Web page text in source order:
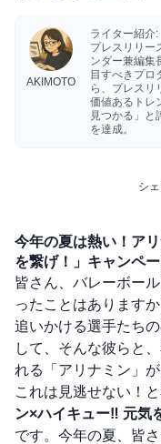
AKIMOTO
ライター紹介:
プレスリリー
ンダー兼編集
目すべきプロ
ら、プレスリ
価値あるトレ
見つかる」と
を達成。
シ
今年の夏は熱い！ア
を繋げ！」キャンペ
皆さん、バレーボー
ったことはあります
追いかける選手たち
して、そんな彼らと
れる「アリナミン」
これは見逃せない！
ン×ハイキュー‼ 元気
です。今年の夏、皆